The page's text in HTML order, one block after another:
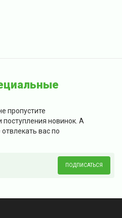
пропустите
новинок. А
вас по
ПОДПИСАТЬСЯ